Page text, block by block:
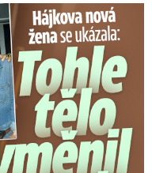
se ukázala...